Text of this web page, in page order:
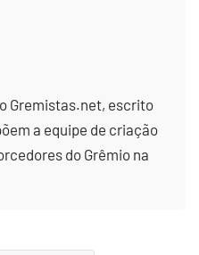
Gremistas.net, escrito
a equipe de criação
do Grêmio na